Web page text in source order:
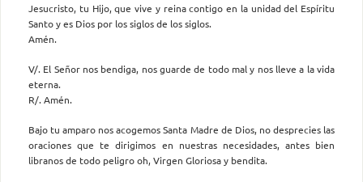
Jesucristo, tu Hijo, que vive y reina contigo en la unidad del Espíritu
Santo y es Dios por los siglos de los siglos.
Amén.
V/. El Señor nos bendiga, nos guarde de todo mal y nos lleve a la vida
eterna.
R/. Amén.
Bajo tu amparo nos acogemos Santa Madre de Dios, no desprecies las
oraciones que te dirigimos en nuestras necesidades, antes bien
libranos de todo peligro oh, Virgen Gloriosa y bendita.